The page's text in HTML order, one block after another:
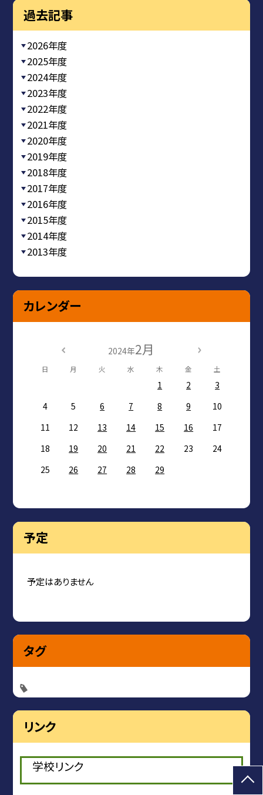
過去記事
2026年度
2025年度
2024年度
2023年度
2022年度
2021年度
2020年度
2019年度
2018年度
2017年度
2016年度
2015年度
2014年度
2013年度
カレンダー
2024年2月
日 月 火 水 木 金 土
1 2
3
4
5 6 7 8 9
10
11
12 13 14 15 16
17
18
19 20 21 22 23
24
25
26 27 28 29
予定
予定はありません
タグ
リンク
学校リンク